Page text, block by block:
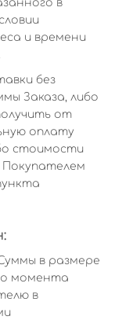
в
и времени
без
Заказа, либо
от
оплату
стоимости
Покупателем
в размере
момента
в